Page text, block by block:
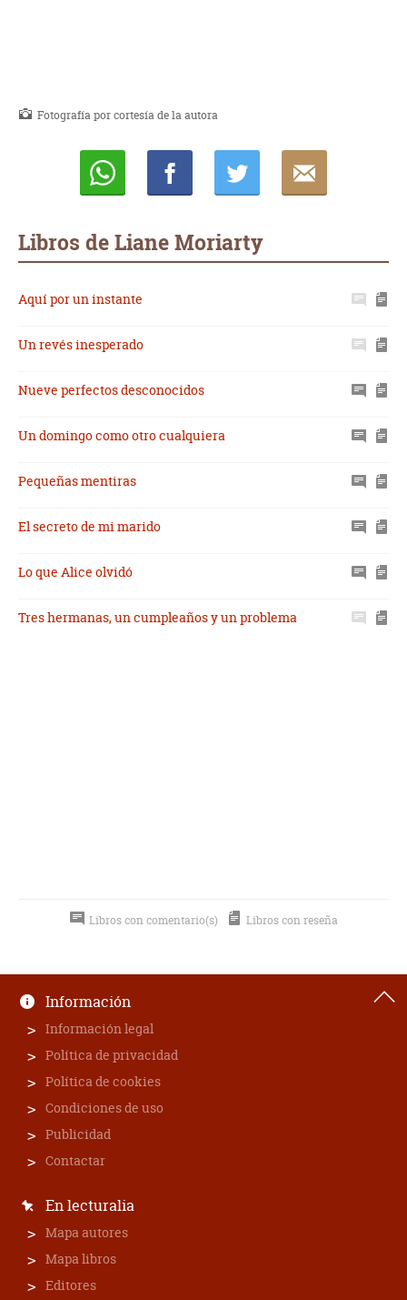
Fotografía por cortesía de la autora
Libros de Liane Moriarty
Aquí por un instante
Un revés inesperado
Nueve perfectos desconocidos
Un domingo como otro cualquiera
Pequeñas mentiras
El secreto de mi marido
Lo que Alice olvidó
Tres hermanas, un cumpleaños y un problema
Libros con comentario(s) Libros con reseña
Información
Información legal
Política de privacidad
Política de cookies
Condiciones de uso
Publicidad
Contactar
En lecturalia
Mapa autores
Mapa libros
Editores